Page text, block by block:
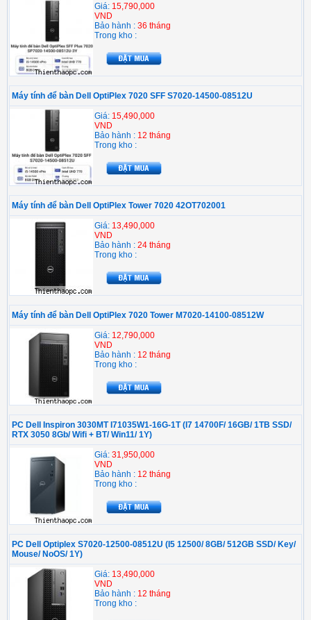
Giá: 15,790,000
VND
Bảo hành : 36 tháng
Trong kho :
Máy tính để bàn Dell OptiPlex 7020 SFF S7020-14500-08512U
Giá: 15,490,000
VND
Bảo hành : 12 tháng
Trong kho :
Máy tính để bàn Dell OptiPlex Tower 7020 42OT702001
Giá: 13,490,000
VND
Bảo hành : 24 tháng
Trong kho :
Máy tính để bàn Dell OptiPlex 7020 Tower M7020-14100-08512W
Giá: 12,790,000
VND
Bảo hành : 12 tháng
Trong kho :
PC Dell Inspiron 3030MT I71035W1-16G-1T (I7 14700F/ 16GB/ 1TB SSD/
RTX 3050 8Gb/ Wifi + BT/ Win11/ 1Y)
Giá: 31,950,000
VND
Bảo hành : 12 tháng
Trong kho :
PC Dell Optiplex S7020-12500-08512U (I5 12500/ 8GB/ 512GB SSD/ Key/
Mouse/ NoOS/ 1Y)
Giá: 13,490,000
VND
Bảo hành : 12 tháng
Trong kho :